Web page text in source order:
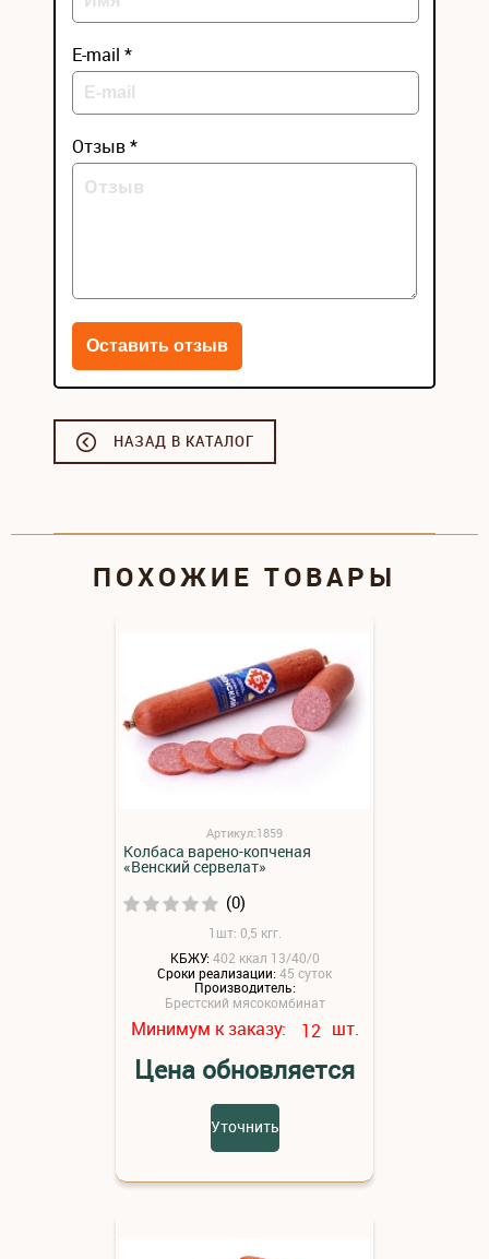
E-mail *
Отзыв *
НАЗАД В КАТАЛОГ
ПОХОЖИЕ ТОВАРЫ
Артикул:1859
Колбаса варено-копченая
«Венский сервелат»
(0)
1шт: 0,5 кгг.
КБЖУ: 402 ккал 13/40/0
Сроки реализации:45 суток
Производитель:
Брестский мясокомбинат
Минимум к заказу: 12 шт.
Цена обновляется
Уточнить